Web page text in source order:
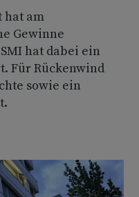
hat am
Gewinne
hat dabei ein
Für Rückenwind
sowie ein